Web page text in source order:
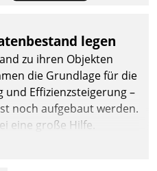
legen
zu ihren Objekten
die Grundlage für die
Effizienzsteigerung –
noch aufgebaut werden.
eine große Hilfe.